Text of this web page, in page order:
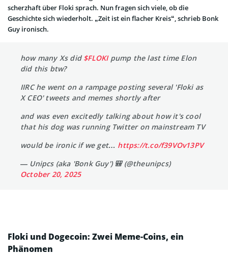
scherzhaft über Floki sprach. Nun fragen sich viele, ob die
Geschichte sich wiederholt. „Zeit ist ein flacher Kreis“, schrieb Bonk
Guy ironisch.
how many Xs did $FLOKIpump the last time Elon
did this btw?
IIRC he went on a rampage posting several 'Floki as
X CEO' tweets and memes shortly after
and was even excitedly talking about how it's cool
that his dog was running Twitter on mainstream TV
would be ironic if we get… https://t.co/f39VOv13PV
— Unipcs (aka 'Bonk Guy') 🎒 (@theunipcs)
October 20, 2025
Floki und Dogecoin: Zwei Meme-Coins, ein
Phänomen